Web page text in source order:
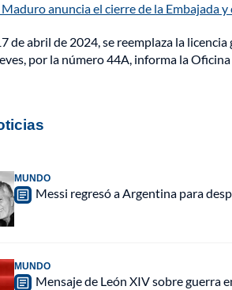
anuncia el cierre de la Embajada
de abril de 2024, se reemplaza la
por la número 44A, informa la
MUNDO
Messi regresó a Argentina para
MUNDO
Mensaje de León XIV sobre guerra